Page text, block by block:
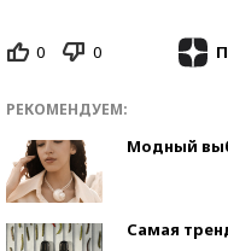
0 0
РЕКОМЕНДУЕМ:
Модный
Самая